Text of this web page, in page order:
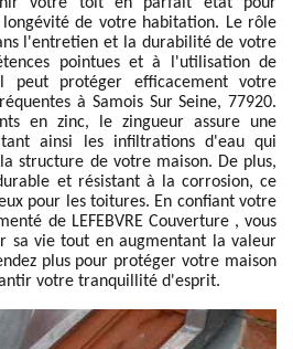
de votre habitation. Le rôle
l'entretien et la durabilité de votre
pointues et à l'utilisation de
peut protéger efficacement votre
à Samois Sur Seine, 77920.
en zinc, le zingueur assure une
ainsi les infiltrations d'eau qui
structure de votre maison. De plus,
et résistant à la corrosion, ce
pour les toitures. En confiant votre
de LEFEBVRE Couverture , vous
sa vie tout en augmentant la valeur
plus pour protéger votre maison
votre tranquillité d'esprit.